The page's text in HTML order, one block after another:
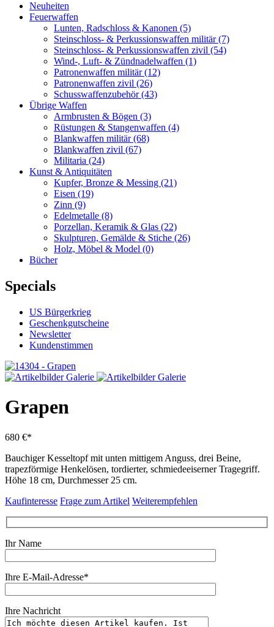
Neuheiten
Feuerwaffen
Lunten, Radschloss & Kanonen (5)
Steinschloss- & Perkussionswaffen militär(7)
Steinschloss- & Perkussionswaffen zivil (54)
Wind-, Luft- & Zündnadelwaffen (1)
Patronenwaffen militär(12)
Patronenwaffen zivil (26)
Schusswaffenzubehör(43)
Übrige Waffen
Armbrusten & Bögen (3)
Rüstungen & Stangenwaffen (4)
Blankwaffen militär(68)
Blankwaffen zivil (67)
Militaria (24)
Kunst & Antiquitäten
Kupfer, Bronze & Messing (21)
Eisen (19)
Zinn (9)
Edelmetalle (8)
Porzellan, Keramik & Glas (22)
Skulpturen, Gemälde & Stiche (26)
Holz, Möbel & Model (0)
Bücher
Specials
US Bürgerkrieg
Geschenkgutscheine
Newsletter
Kundenstimmen
Grapen
680 €*
Bauchiger Kesseltopf mit unten mittigem Anguss, drei Beine,
trapezförmige Henkelösen, tordierter, schmiedeeiserner Tragegriff.
Höhe 18 cm, Durchmesser 25 cm.
Kaufinteresse Frage zum Artikel Weiterempfehlen
Ihr Name
Ihre E-Mail-Adresse*
Ihre Nachricht